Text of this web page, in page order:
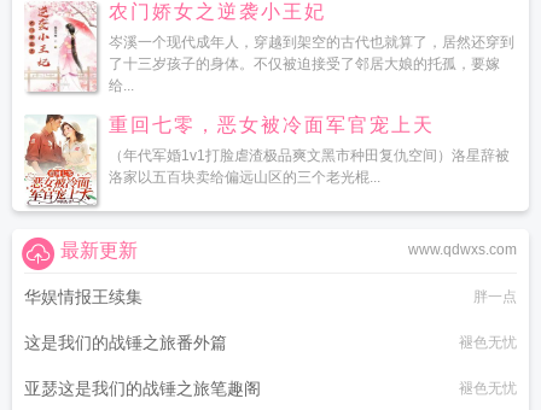
农门娇女之逆袭小王妃
岑溪一个现代成年人，穿越到架空的古代也就算了，居然还穿到
了十三岁孩子的身体。不仅被迫接受了邻居大娘的托孤，要嫁
给...
重回七零，恶女被冷面军官宠上天
（年代军婚1v1打脸虐渣极品爽文黑市种田复仇空间）洛星辞被
洛家以五百块卖给偏远山区的三个老光棍...
www.qdwxs.com
最新更新
华娱情报王续集 胖一点
这是我们的战锤之旅番外篇 褪色无忧
亚瑟这是我们的战锤之旅笔趣阁 褪色无忧